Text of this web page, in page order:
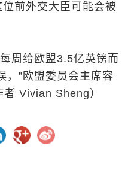
前外交大臣可能会被
周给欧盟3.5亿英镑而
，”欧盟委员会主席容
者 Vivian Sheng）